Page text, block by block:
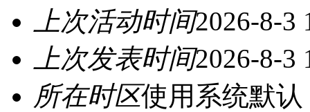
上次活动时间2026-8-3
上次发表时间2026-8-3
所在时区使用系统默认